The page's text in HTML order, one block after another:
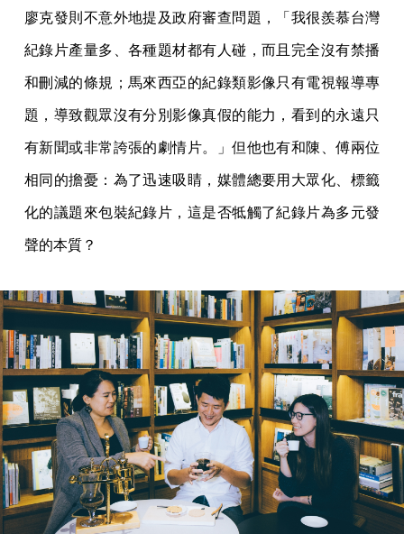
廖克發則不意外地提及政府審查問題，「我很羨慕台灣
紀錄片產量多、各種題材都有人碰，而且完全沒有禁播
和刪減的條規；馬來西亞的紀錄類影像只有電視報導專
題，導致觀眾沒有分別影像真假的能力，看到的永遠只
有新聞或非常誇張的劇情片。」但他也有和陳、傅兩位
相同的擔憂：為了迅速吸睛，媒體總要用大眾化、標籤
化的議題來包裝紀錄片，這是否牴觸了紀錄片為多元發
聲的本質？